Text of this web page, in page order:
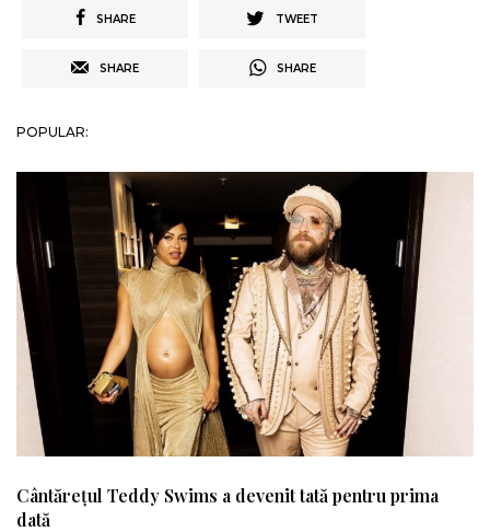
SHARE TWEET
SHARE SHARE
POPULAR:
Cântărețul Teddy Swims a devenit tată pentru prima
dată